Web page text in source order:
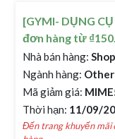
[GYMI- DỤNG
đơn hàng từ
Nhà bán hàng:
Ngành hàng: Other
Mã giảm giá:
Thời hạn: 11/09/
Đến trang khuyến mãi